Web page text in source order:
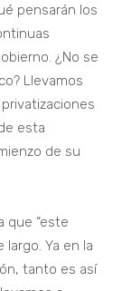
pensarán los
¿No se
Llevamos
esta
de su
que “este
Ya en la
tanto es así